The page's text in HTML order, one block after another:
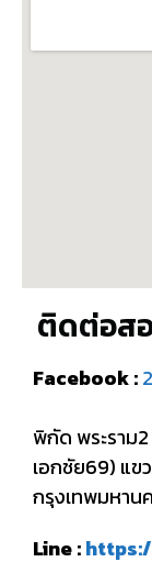
ติดต่อส
Facebook :
พิกัด พระราม
เอกชัย69) แข
กรุงเทพมหาน
Line :